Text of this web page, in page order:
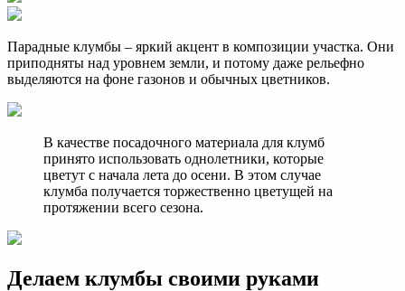
Парадные клумбы – яркий акцент в композиции участка. Они
приподняты над уровнем земли, и потому даже рельефно
выделяются на фоне газонов и обычных цветников.
В качестве посадочного материала для клумб
принято использовать однолетники, которые
цветут с начала лета до осени. В этом случае
клумба получается торжественно цветущей на
протяжении всего сезона.
Делаем клумбы своими руками